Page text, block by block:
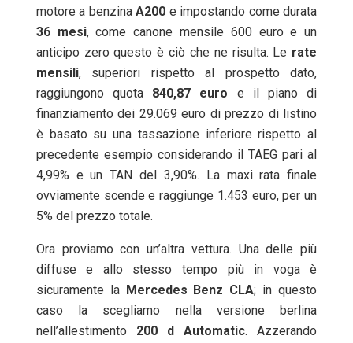
motore a benzinaA200 e impostando come durata
36 mesi, come canone mensile 600 euro e un
anticipo zero questo è ciò che ne risulta. Le rate
mensili, superiori rispetto al prospetto dato,
raggiungono quota 840,87 euro e il piano di
finanziamento dei 29.069 euro di prezzo di listino
è basato su una tassazione inferiore rispetto al
precedente esempio considerando il TAEG pari al
4,99% e un TAN del 3,90%. La maxi rata finale
ovviamente scende e raggiunge 1.453 euro, per un
5% del prezzo totale.
Ora proviamo con un’altra vettura. Una delle più
diffuse e allo stesso tempo più in voga è
sicuramente la Mercedes Benz CLA; in questo
caso la scegliamo nella versione berlina
nell’allestimento 200 d Automatic. Azzerando